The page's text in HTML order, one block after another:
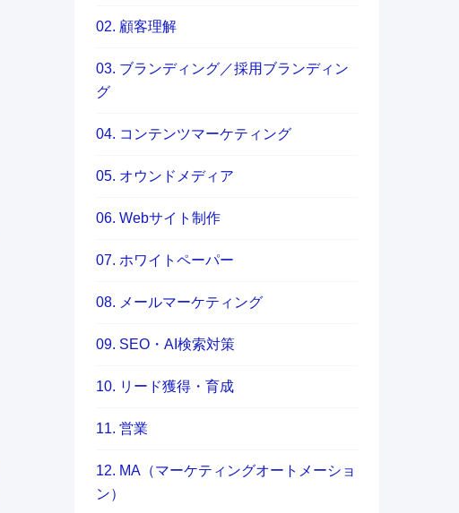
02. 顧客理解
03. ブランディング／採用ブランディン
グ
04. コンテンツマーケティング
05. オウンドメディア
06. Webサイト制作
07. ホワイトペーパー
08. メールマーケティング
09. SEO・AI検索対策
10. リード獲得・育成
11. 営業
12. MA（マーケティングオートメーショ
ン）